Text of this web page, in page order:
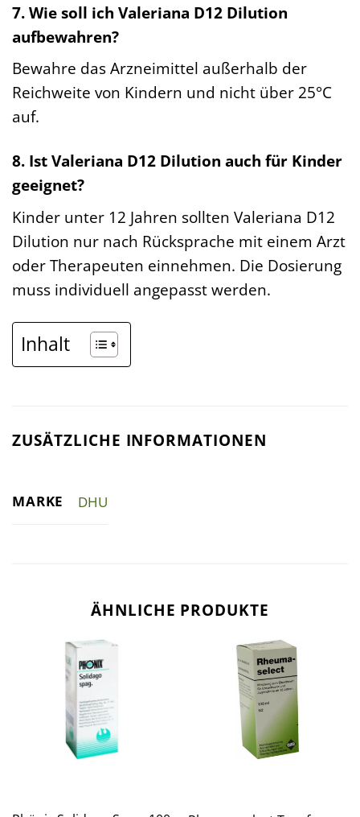
7. Wie soll ich Valeriana D12 Dilution
aufbewahren?
Bewahre das Arzneimittel außerhalb der
Reichweite von Kindern und nicht über 25°C
auf.
8. Ist Valeriana D12 Dilution auch für Kinder
geeignet?
Kinder unter 12 Jahren sollten Valeriana D12
Dilution nur nach Rücksprache mit einem Arzt
oder Therapeuten einnehmen. Die Dosierung
muss individuell angepasst werden.
Inhalt
ZUSÄTZLICHE INFORMATIONEN
MARKE DHU
ÄHNLICHE PRODUKTE